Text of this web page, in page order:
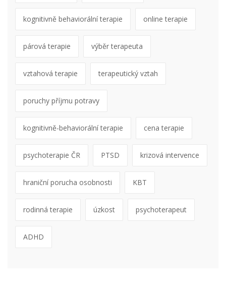
kognitivně behaviorální terapie online terapie
párová terapie výběr terapeuta
vztahová terapie terapeutický vztah
poruchy příjmu potravy
kognitivně-behaviorální terapie cena terapie
psychoterapie ČR PTSD krizová intervence
hraniční porucha osobnosti KBT
rodinná terapie úzkost psychoterapeut
ADHD